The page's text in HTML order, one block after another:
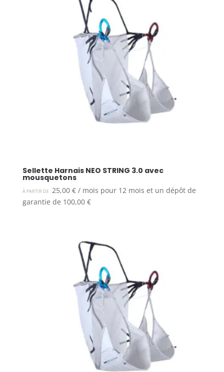
Sellette Harnais NEO STRING 3.0 avec
mousquetons
À PARTIR DE : 25,00 € / mois pour 12 mois et un dépôt de
garantie de 100,00 €